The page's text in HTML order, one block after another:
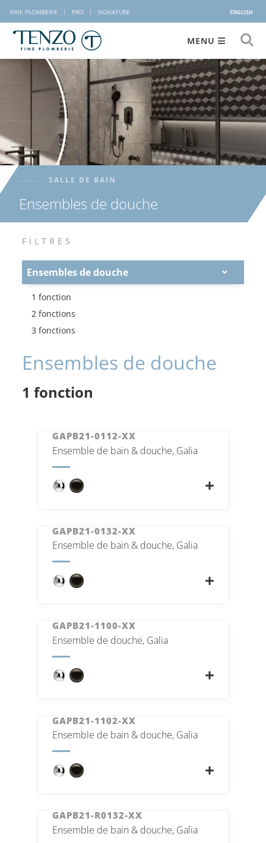
FINE PLOMBERIE | PRO | SIGNATURE ENGLISH
MENU
SALLE DE BAIN
Ensembles de douche
FILTRES
Ensembles de douche
1 fonction
2 fonctions
3 fonctions
Ensembles de douche
1 fonction
GAPB21-0112-XX
Ensemble de bain & douche, Galia
GAPB21-0132-XX
Ensemble de bain & douche, Galia
GAPB21-1100-XX
Ensemble de douche, Galia
GAPB21-1102-XX
Ensemble de bain & douche, Galia
GAPB21-R0132-XX
Ensemble de bain & douche, Galia